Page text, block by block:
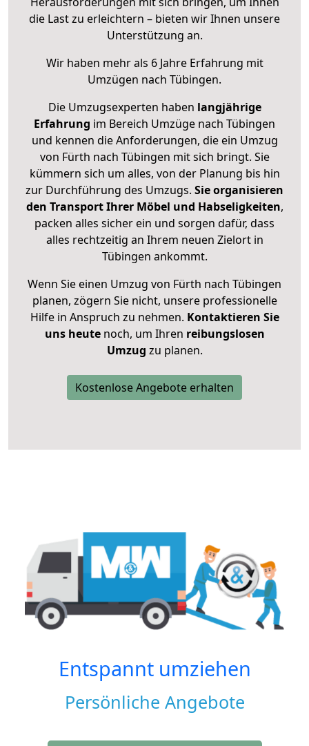
die Last zu erleichtern – bieten wir Ihnen unsere
Unterstützung an.
Wir haben mehr als 6 Jahre Erfahrung mit
Umzügen nach Tübingen.
Die Umzugsexperten haben langjährige
Erfahrung im Bereich Umzüge nach Tübingen
und kennen die Anforderungen, die ein Umzug
von Fürth nach Tübingen mit sich bringt. Sie
kümmern sich um alles, von der Planung bis hin
zur Durchführung des Umzugs. Sie organisieren
den Transport Ihrer Möbel und Habseligkeiten,
packen alles sicher ein und sorgen dafür, dass
alles rechtzeitig an Ihrem neuen Zielort in
Tübingen ankommt.
Wenn Sie einen Umzug von Fürth nach Tübingen
planen, zögern Sie nicht, unsere professionelle
Hilfe in Anspruch zu nehmen. Kontaktieren Sie
uns heutenoch, um Ihren reibungslosen
Umzug zu planen.
Kostenlose Angebote erhalten
Entspannt umziehen
Persönliche Angebote